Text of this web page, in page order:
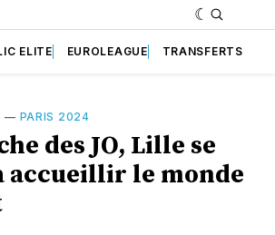
ELITE EUROLEAGUE TRANSFERTS
— PARIS 2024
des JO, Lille se
accueillir le monde